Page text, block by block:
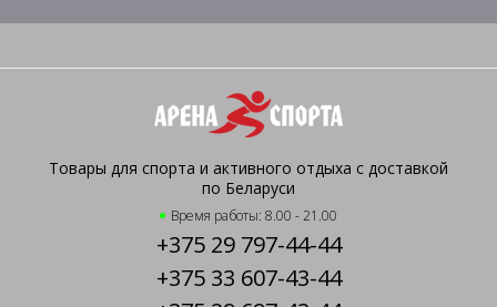
Товары для спорта и активного отдыха с доставкой
по Беларуси
Время работы: 8.00 - 21.00
+375 29 797-44-44
+375 33 607-43-44